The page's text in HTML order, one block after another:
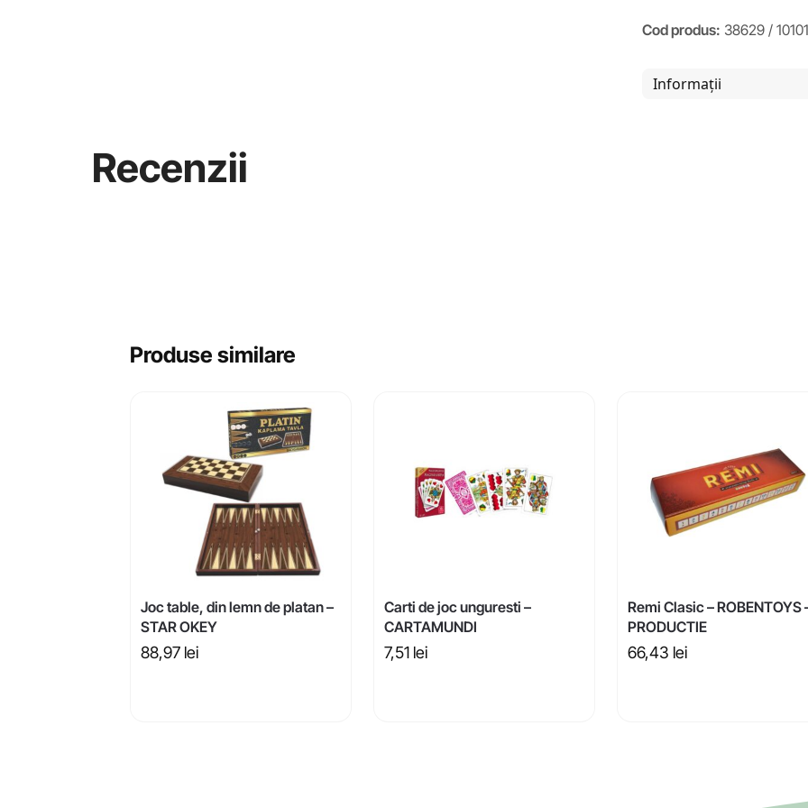
Cod produs: 38629 /
Informații
Recenzii
Produse similare
Joc table, din lemn de platan –
STAR OKEY
88,97 lei
Carti de joc unguresti –
CARTAMUNDI
7,51 lei
Remi Clasic – ROBENTOYS
PRODUCTIE
66,43 lei